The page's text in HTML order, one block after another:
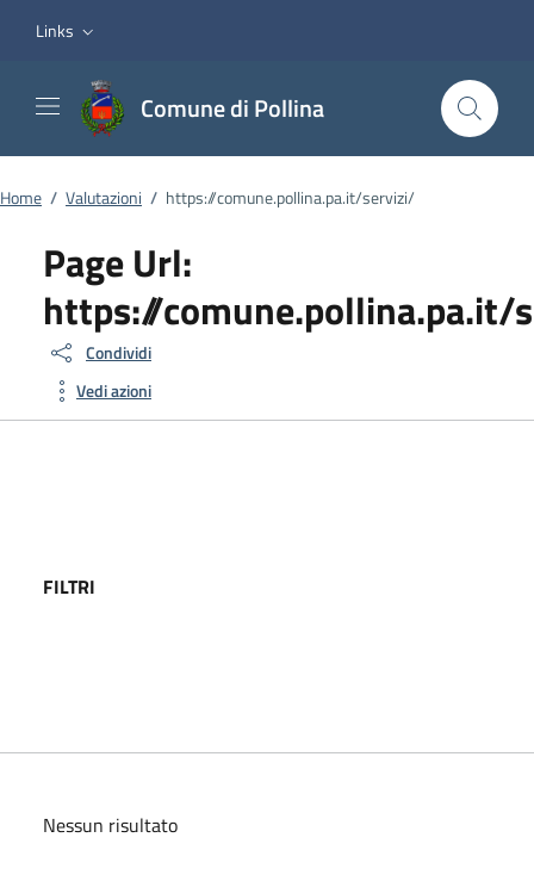
Links
Comune di Pollina
Home / Valutazioni / https://comune.pollina.pa.it/servizi/
Page Url:
https://comune.pollina.pa.it/
Condividi
Vedi azioni
FILTRI
Nessun risultato